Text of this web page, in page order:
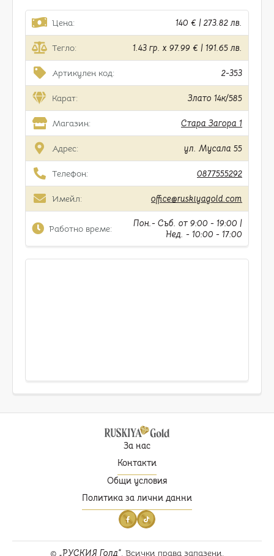
Цена: 140 € | 273.82 лв.
Тегло: 1.43 гр. x 97.99 € | 191.65 лв.
Артикулен код: 2-353
Карат: Злато 14к/585
Магазин: Стара Загора 1
Адрес: ул. Мусала 55
Телефон: 0877555292
Имейл: office@ruskiyagold.com
Работно време:
Пон.- Съб. от 9:00 - 19:00 |
Нед. - 10:00 - 17:00
За нас
Контакти
Общи условия
Политика за лични данни
© РУСКИЯ Голд . Всички права запазени.